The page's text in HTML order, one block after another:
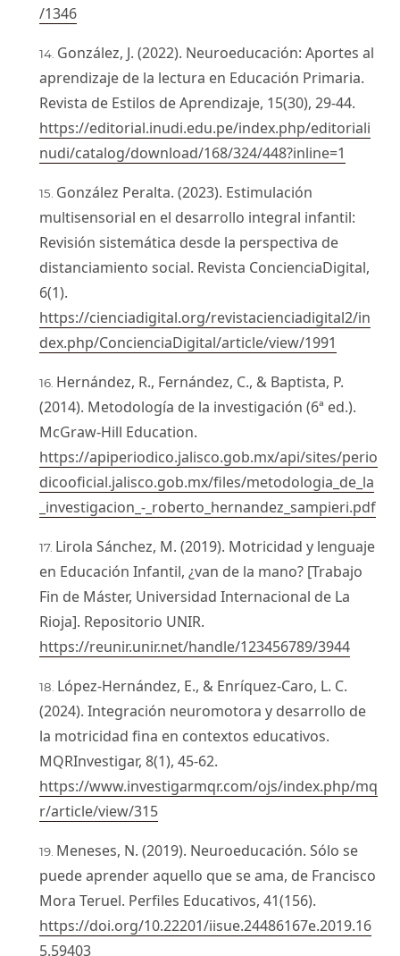
/1346
González, J. (2022). Neuroeducación: Aportes al
aprendizaje de la lectura en Educación Primaria.
Revista de Estilos de Aprendizaje, 15(30), 29-44.
https://editorial.inudi.edu.pe/index.php/editoriali
nudi/catalog/download/168/324/448?inline=1
González Peralta. (2023). Estimulación
multisensorial en el desarrollo integral infantil:
Revisión sistemática desde la perspectiva de
distanciamiento social. Revista ConcienciaDigital,
6(1).
https://cienciadigital.org/revistacienciadigital2/in
dex.php/ConcienciaDigital/article/view/1991
Hernández, R., Fernández, C., & Baptista, P.
(2014). Metodología de la investigación (6ª ed.).
McGraw-Hill Education.
https://apiperiodico.jalisco.gob.mx/api/sites/perio
dicooficial.jalisco.gob.mx/files/metodologia_de_la
_investigacion_-_roberto_hernandez_sampieri.pdf
Lirola Sánchez, M. (2019). Motricidad y lenguaje
en Educación Infantil, ¿van de la mano? [Trabajo
Fin de Máster, Universidad Internacional de La
Rioja]. Repositorio UNIR.
https://reunir.unir.net/handle/123456789/3944
López-Hernández, E., & Enríquez-Caro, L. C.
(2024). Integración neuromotora y desarrollo de
la motricidad fina en contextos educativos.
MQRInvestigar, 8(1), 45-62.
https://www.investigarmqr.com/ojs/index.php/mq
r/article/view/315
Meneses, N. (2019). Neuroeducación. Sólo se
puede aprender aquello que se ama, de Francisco
Mora Teruel. Perfiles Educativos, 41(156).
https://doi.org/10.22201/iisue.24486167e.2019.16
5.59403